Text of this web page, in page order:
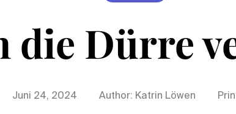
die Dürre
Juni 24, 2024 Author: Katrin Löwen